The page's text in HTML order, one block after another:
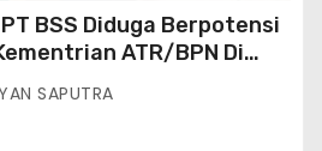
BSS Diduga Berpotensi
ATR/BPN Di
SAPUTRA